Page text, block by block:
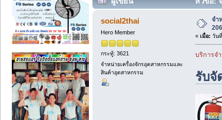
social2thai
Hero Member
กระทู้: 3621
จำหน่ายเครื่องจักรอุตสาหกรรมและ
สินค้าอุตสาหกรรม
จำ
« เมื่อ: วัน
บริการจ
รับจั